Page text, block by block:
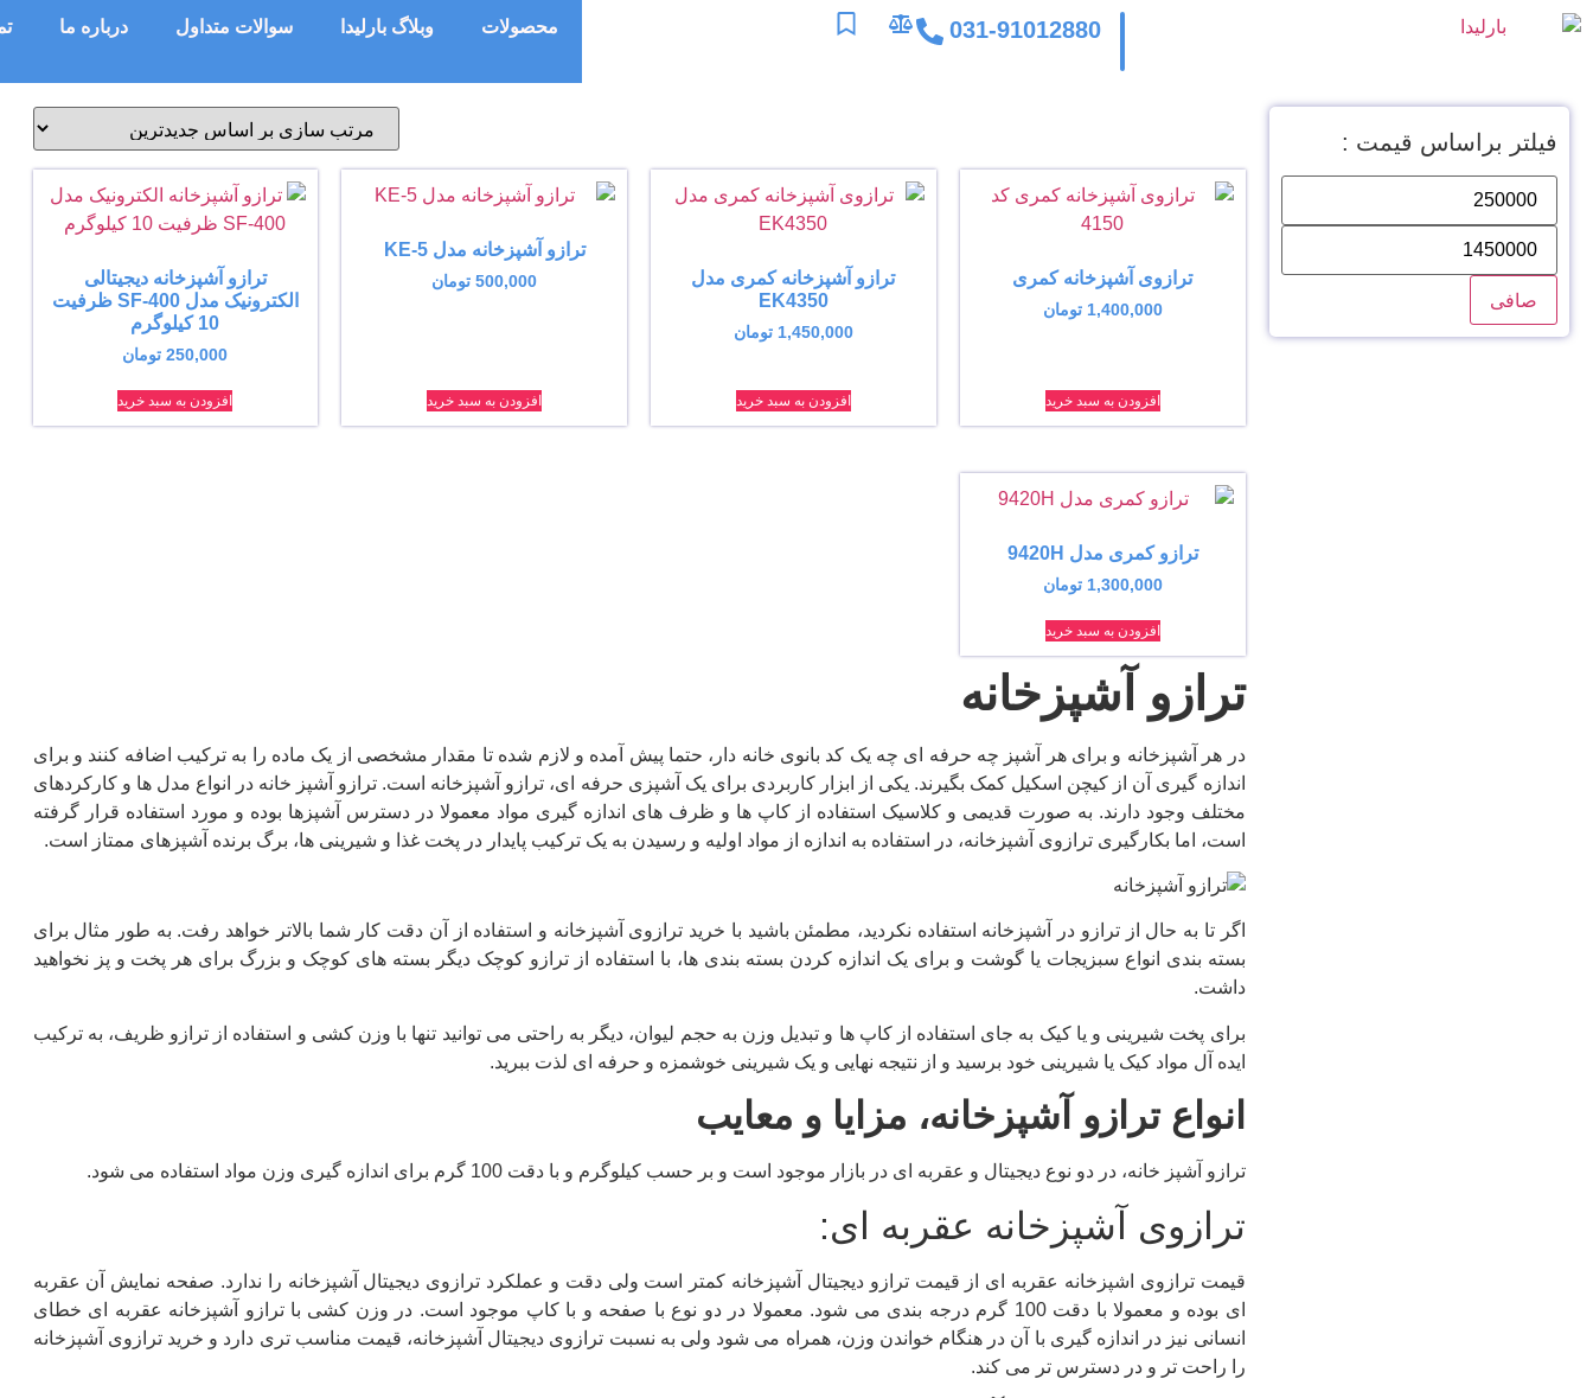
031-91012880 محصولات وبلاگ بارلیدا سوالات متداول درباره ما
فیلتر براساس قیمت :
صافی
ترازوی آشپزخانه کمری
1,400,000 تومان
افزودن به سبد خرید
ترازو آشپزخانه کمری مدل
EK4350
1,450,000 تومان
افزودن به سبد خرید
ترازو آشپزخانه مدل KE-5
500,000 تومان
افزودن به سبد خرید
ترازو آشپزخانه دیجیتالی
الکترونیک مدل SF-400 ظرفیت
10 کیلوگرم
250,000 تومان
افزودن به سبد خرید
ترازو کمری مدل 9420H
1,300,000 تومان
افزودن به سبد خرید
ترازو آشپزخانه
در هر آشپزخانه و برای هر آشپز چه حرفه ای چه یک کد بانوی خانه دار، حتما پیش آمده و لازم شده تا مقدار مشخصی از یک ماده را به ترکیب اضافه کنند و برای
اندازه گیری آن از کیچن اسکیل کمک بگیرند. یکی از ابزار کاربردی برای یک آشپزی حرفه ای، ترازو آشپزخانه است. ترازو آشپز خانه در انواع مدل ها و کارکردهای
مختلف وجود دارند. به صورت قدیمی و کلاسیک استفاده از کاپ ها و ظرف های اندازه گیری مواد معمولا در دسترس آشپزها بوده و مورد استفاده قرار گرفته
است، اما بکارگیری ترازوی آشپزخانه، در استفاده به اندازه از مواد اولیه و رسیدن به یک ترکیب پایدار در پخت غذا و شیرینی ها، برگ برنده آشپزهای ممتاز است.
اگر تا به حال از ترازو در آشپزخانه استفاده نکردید، مطمئن باشید با خرید ترازوی آشپزخانه و استفاده از آن دقت کار شما بالاتر خواهد رفت. به طور مثال برای
بسته بندی انواع سبزیجات یا گوشت و برای یک اندازه کردن بسته بندی ها، با استفاده از ترازو کوچک دیگر بسته های کوچک و بزرگ برای هر پخت و پز نخواهید
داشت.
برای پخت شیرینی و یا کیک به جای استفاده از کاپ ها و تبدیل وزن به حجم لیوان، دیگر به راحتی می توانید تنها با وزن کشی و استفاده از ترازو ظریف، به ترکیب
ایده آل مواد کیک یا شیرینی خود برسید و از نتیجه نهایی و یک شیرینی خوشمزه و حرفه ای لذت ببرید.
انواع ترازو آشپزخانه، مزایا و معایب
ترازو آشپز خانه، در دو نوع دیجیتال و عقربه ای در بازار موجود است و بر حسب کیلوگرم و با دقت 100 گرم برای اندازه گیری وزن مواد استفاده می شود.
ترازوی آشپزخانه عقربه ای:
قیمت ترازوی اشپزخانه عقربه ای از قیمت ترازو دیجیتال آشپزخانه کمتر است ولی دقت و عملکرد ترازوی دیجیتال آشپزخانه را ندارد. صفحه نمایش آن عقربه
ای بوده و معمولا با دقت 100 گرم درجه بندی می شود. معمولا در دو نوع با صفحه و با کاپ موجود است. در وزن کشی با ترازو آشپزخانه عقربه ای خطای
انسانی نیز در اندازه گیری با آن در هنگام خواندن وزن، همراه می شود ولی به نسبت ترازوی دیجیتال آشپزخانه، قیمت مناسب تری دارد و خرید ترازوی آشپزخانه
را راحت تر و در دسترس تر می کند.